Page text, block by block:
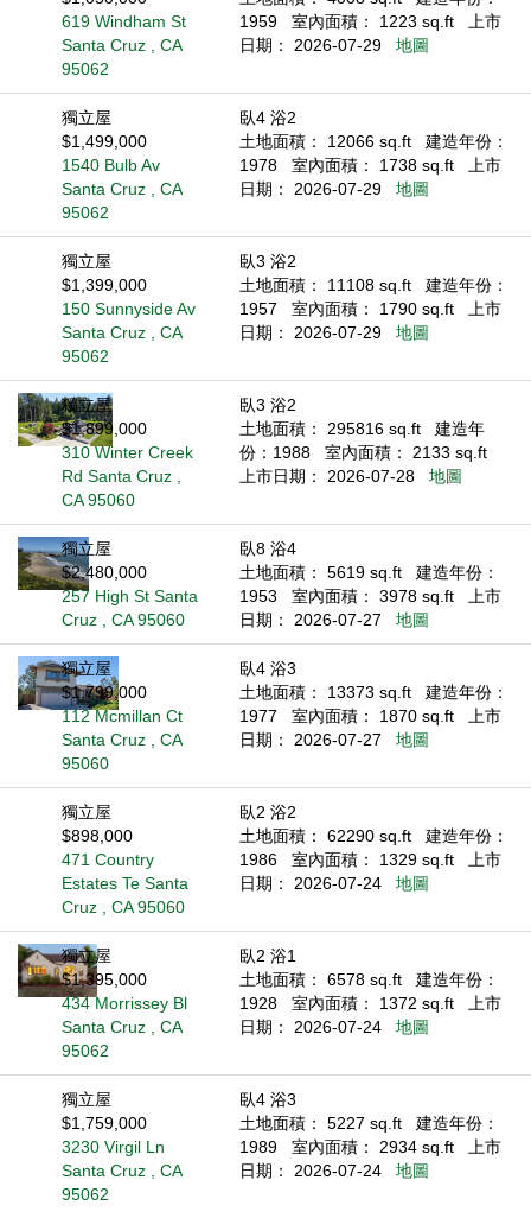
619 Windham St
Santa Cruz , CA
95062
1959
室內面積： 1223 sq.ft
上市
日期： 2026-07-29
地圖
獨立屋
$1,499,000
1540 Bulb Av
Santa Cruz , CA
95062
臥4 浴2
土地面積： 12066 sq.ft
建造年份：
1978
室內面積： 1738 sq.ft
上市
日期： 2026-07-29
地圖
獨立屋
$1,399,000
150 Sunnyside Av
Santa Cruz , CA
95062
臥3 浴2
土地面積： 11108 sq.ft
建造年份：
1957
室內面積： 1790 sq.ft
上市
日期： 2026-07-29
地圖
獨立屋
$1,899,000
310 Winter Creek
Rd Santa Cruz ,
CA 95060
臥3 浴2
土地面積： 295816 sq.ft
建造年
份：1988
室內面積： 2133 sq.ft
上市日期： 2026-07-28
地圖
獨立屋
$2,480,000
257 High St Santa
Cruz , CA 95060
臥8 浴4
土地面積： 5619 sq.ft
建造年份：
1953
室內面積： 3978 sq.ft
上市
日期： 2026-07-27
地圖
獨立屋
$1,799,000
112 Mcmillan Ct
Santa Cruz , CA
95060
臥4 浴3
土地面積： 13373 sq.ft
建造年份：
1977
室內面積： 1870 sq.ft
上市
日期： 2026-07-27
地圖
獨立屋
$898,000
471 Country
Estates Te Santa
Cruz , CA 95060
臥2 浴2
土地面積： 62290 sq.ft
建造年份：
1986
室內面積： 1329 sq.ft
上市
日期： 2026-07-24
地圖
獨立屋
$1,395,000
434 Morrissey Bl
Santa Cruz , CA
95062
臥2 浴1
土地面積： 6578 sq.ft
建造年份：
1928
室內面積： 1372 sq.ft
上市
日期： 2026-07-24
地圖
獨立屋
$1,759,000
3230 Virgil Ln
Santa Cruz , CA
95062
臥4 浴3
土地面積： 5227 sq.ft
建造年份：
1989
室內面積： 2934 sq.ft
上市
日期： 2026-07-24
地圖